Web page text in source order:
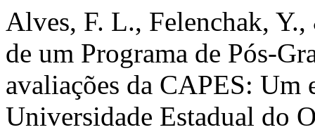
Alves, F. L., Felenchak,
de um Programa de Pós-
avaliações da CAPES: Um
Universidade Estadual do